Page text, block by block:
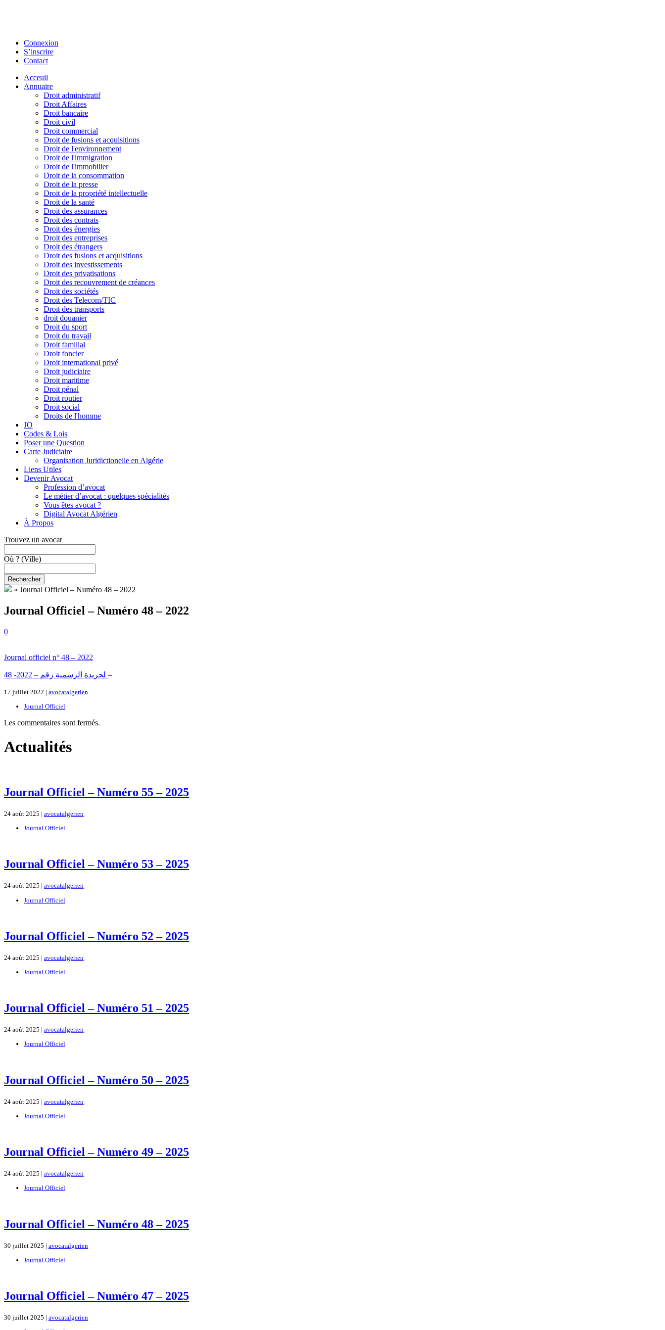
Connexion
S’inscrire
Contact
Acceuil
Annuaire
Droit administratif
Droit Affaires
Droit bancaire
Droit civil
Droit commercial
Droit de fusions et acquisitions
Droit de l'environnement
Droit de l'immigration
Droit de l'immobilier
Droit de la consommation
Droit de la presse
Droit de la propriété intellectuelle
Droit de la santé
Droit des assurances
Droit des contrats
Droit des énergies
Droit des entreprises
Droit des étrangers
Droit des fusions et acquisitions
Droit des investissements
Droit des privatisations
Droit des recouvrement de créances
Droit des sociétés
Droit des Telecom/TIC
Droit des transports
droit douanier
Droit du sport
Droit du travail
Droit familial
Droit foncier
Droit international privé
Droit judiciaire
Droit maritime
Droit pénal
Droit routier
Droit social
Droits de l'homme
JO
Codes & Lois
Poser une Question
Carte Judiciaire
Organisation Juridictionelle en Algérie
Liens Utiles
Devenir Avocat
Profession d’avocat
Le métier d’avocat : quelques spécialités
Vous êtes avocat ?
Digital Avocat Algérien
À Propos
Trouvez un avocat
Où ? (Ville)
Rechercher
» Journal Officiel – Numéro 48 – 2022
Journal Officiel – Numéro 48 – 2022
0
Journal officiel n° 48 – 2022
–
17 juillet 2022 | avocatalgerien
Journal Officiel
Les commentaires sont fermés.
Actualités
Journal Officiel – Numéro 55 – 2025
24 août 2025 | avocatalgerien
Journal Officiel
Journal Officiel – Numéro 53 – 2025
24 août 2025 | avocatalgerien
Journal Officiel
Journal Officiel – Numéro 52 – 2025
24 août 2025 | avocatalgerien
Journal Officiel
Journal Officiel – Numéro 51 – 2025
24 août 2025 | avocatalgerien
Journal Officiel
Journal Officiel – Numéro 50 – 2025
24 août 2025 | avocatalgerien
Journal Officiel
Journal Officiel – Numéro 49 – 2025
24 août 2025 | avocatalgerien
Journal Officiel
Journal Officiel – Numéro 48 – 2025
30 juillet 2025 | avocatalgerien
Journal Officiel
Journal Officiel – Numéro 47 – 2025
30 juillet 2025 | avocatalgerien